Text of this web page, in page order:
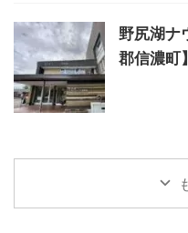
野尻湖ナ
郡信濃町】